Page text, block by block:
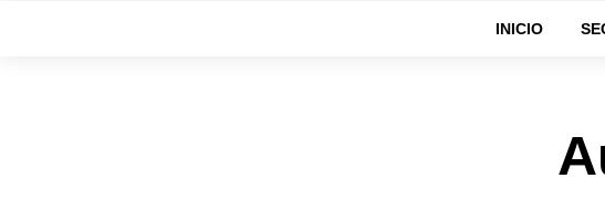
INICIO